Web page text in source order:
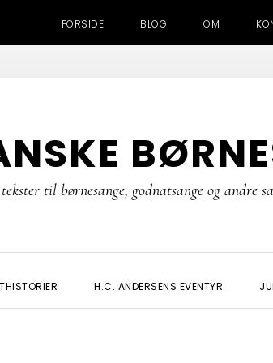
FORSIDE BLOG OM
til børnesange, godnatsange og andre
H.C. ANDERSENS EVENTYR